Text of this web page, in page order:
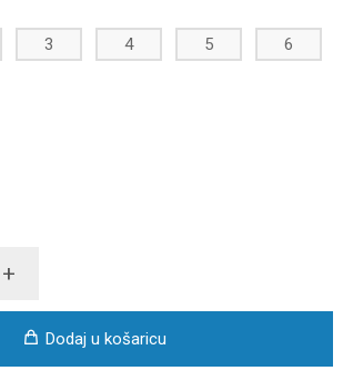
3 4 5 6
+
Dodaj u košaricu